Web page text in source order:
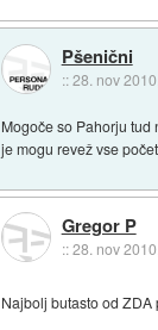
Pšenični
::28. nov
Mogoče so Pahorju
je mogu revež vse
Gregor P
::28. nov
Najbolj butasto od ZDA